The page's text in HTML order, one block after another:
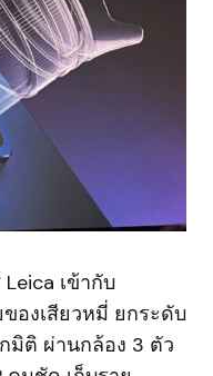
เข้ากับ
องเสียวหมี่ ยกระดับ
มิติ ผ่านกล้อง 3 ตัว